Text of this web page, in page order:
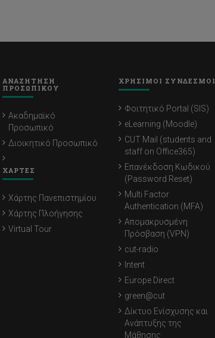
ΑΝΑΖΗΤΗΣΗ
ΠΡΟΣΩΠΙΚΟΥ
Ακαδημαϊκό
Προσωπικό
Διοικητικό Προσωπικό
ΧΑΡΤΕΣ
Χάρτης Πανεπιστημίου
Χάρτης Πλοήγησης
Virtual Tour
ΧΡΗΣΙΜΟΙ ΣΥΝΔΕΣΜΟΙ
Φοιτητικό Portal (SIS)
eLearning (Moodle)
CUT Mail (students and
staff on Office365)
Επανέκδοση Κωδικού
(Password Reset)
Multi Factor
Authentication (MFA)
Απομακρυσμένη
Πρόσβαση (VPN)
cut-radio
Intent
Europe Direct
green@cut
Δίκτυο Ενίσχυσης και
Ανάπτυξης της
Μάθησης